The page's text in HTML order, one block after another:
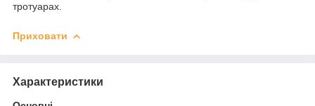
тротуарах.
Приховати
Характеристики